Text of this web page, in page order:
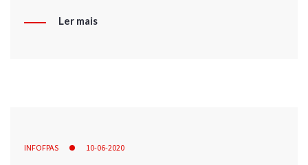
Ler mais
INFOFPAS 10-06-2020